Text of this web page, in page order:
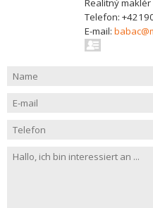
Realitný maklér
Telefon:
E-mail: